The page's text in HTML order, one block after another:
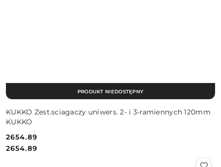
KUKKO Zest.sciagaczy uniwers. 2- i 3-ramiennych 120mm
KUKKO
Cena:
2654.89
Cena:
2654.89
PRODUKT NIEDOSTĘPNY